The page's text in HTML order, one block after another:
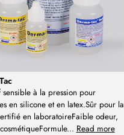
sensible à la pression pour
en silicone et en latex.Sûr pour la
en laboratoireFaible odeur,
... Read more